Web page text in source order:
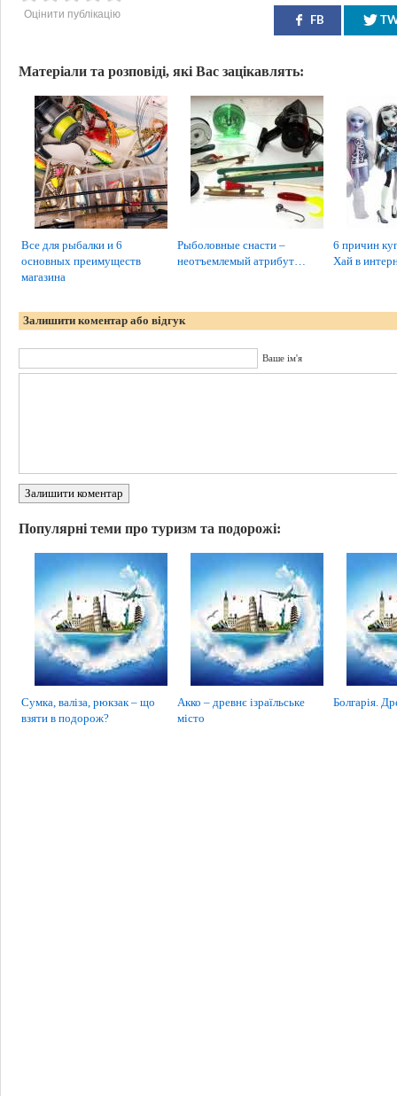
Оцінити публікацію
FB
Матеріали та розповіді, які Вас зацікавлять:
Все для рыбалки и 6
основных преимуществ
магазина
Рыболовные снасти –
неотъемлемый атрибут…
6 причин
Хай в
Залишити коментар або відгук
Ваше ім'я
Залишити коментар
Популярні теми про туризм та подорожі:
Сумка, валіза, рюкзак – що
взяти в подорож?
Акко – древнє ізраїльське
місто
Болгарія.